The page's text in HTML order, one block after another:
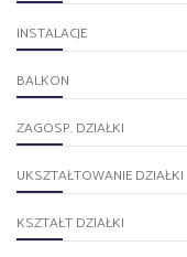
INSTALACJE
BALKON
ZAGOSP. DZIAŁKI
UKSZTAŁTOWANIE DZIAŁKI
KSZTAŁT DZIAŁKI